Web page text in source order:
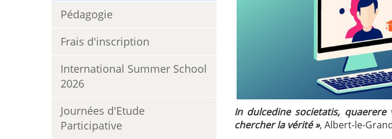
Pédagogie
Frais d'inscription
International Summer School
2026
Journées d'Etude
Participative
In dulcedine societatis,
chercher la vérité », Albert-le-